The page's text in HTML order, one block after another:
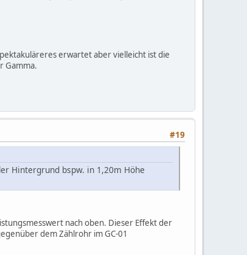
erwartet aber vielleicht ist die
Gamma.
#19
Hintergrund bspw. in 1,20m Höhe
nach oben. Dieser Effekt der
dem Zählrohr im GC-01